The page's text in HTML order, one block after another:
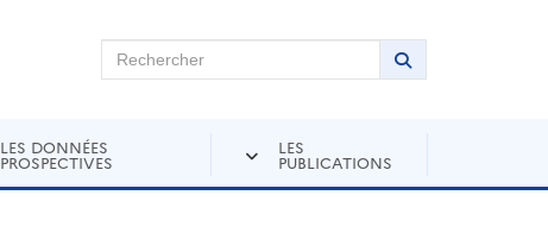
Rechercher sur Andra Inventaire Rechercher
Lancer la
LES DONNÉES
PROSPECTIVES
LES
PUBLICATIONS